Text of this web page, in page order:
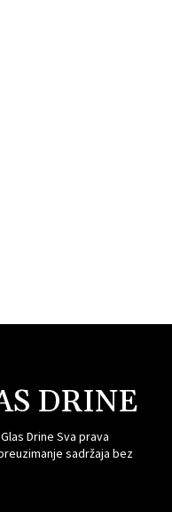
DRINE
Drine Sva prava
sadržaja bez